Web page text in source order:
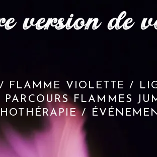
FLAMME VIOLETTE /
FLAMMES
/